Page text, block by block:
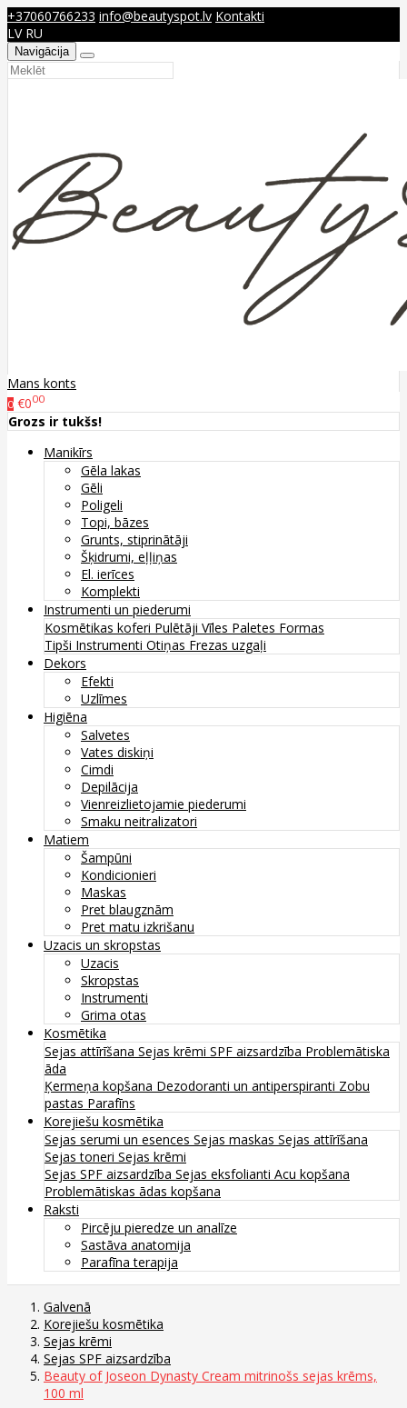
+37060766233 info@beautyspot.lv Kontakti
LV RU
Navigācija
Mans konts
0 €000
Grozs ir tukšs!
Manikīrs
Gēla lakas
Gēli
Poligeli
Topi, bāzes
Grunts, stiprinātāji
Šķidrumi, eļļiņas
El. ierīces
Komplekti
Instrumenti un piederumi
Kosmētikas koferi Pulētāji Vīles Paletes Formas
Tipši Instrumenti Otiņas Frezas uzgaļi
Dekors
Efekti
Uzlīmes
Higiēna
Salvetes
Vates diskiņi
Cimdi
Depilācija
Vienreizlietojamie piederumi
Smaku neitralizatori
Matiem
Šampūni
Kondicionieri
Maskas
Pret blaugznām
Pret matu izkrišanu
Uzacis un skropstas
Uzacis
Skropstas
Instrumenti
Grima otas
Kosmētika
Sejas attīrīšana Sejas krēmi SPF aizsardzība Problemātiska
āda
Ķermeņa kopšana Dezodoranti un antiperspiranti Zobu
pastas Parafīns
Korejiešu kosmētika
Sejas serumi un esences Sejas maskas Sejas attīrīšana
Sejas toneri Sejas krēmi
Sejas SPF aizsardzība Sejas eksfolianti Acu kopšana
Problemātiskas ādas kopšana
Raksti
Pircēju pieredze un analīze
Sastāva anatomija
Parafīna terapija
Galvenā
Korejiešu kosmētika
Sejas krēmi
Sejas SPF aizsardzība
Beauty of Joseon Dynasty Cream mitrinošs sejas krēms,
100 ml